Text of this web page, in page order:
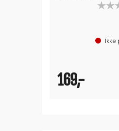
Passer SeathonIkke
169,-